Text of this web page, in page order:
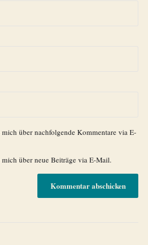
über nachfolgende Kommentare via E-
über neue Beiträge via E-Mail.